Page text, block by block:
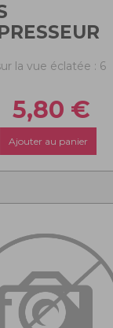
la vue éclatée : 6
5,80 €
Ajouter au panier